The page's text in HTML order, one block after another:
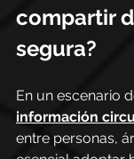
compartir
segura?
En un escenario
información
entre personas,